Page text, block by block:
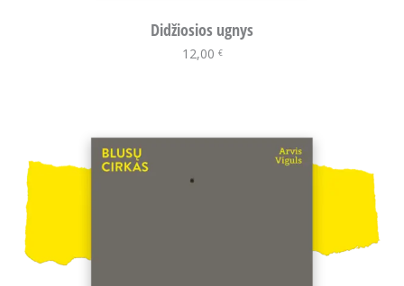
Didžiosios ugnys
12,00 €